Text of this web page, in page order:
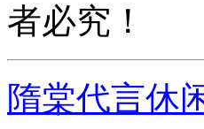
者必究！
隋棠代言休